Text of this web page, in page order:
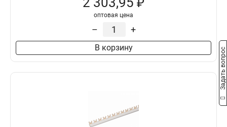
оптовая цена
– +
В корзину Задать вопрос